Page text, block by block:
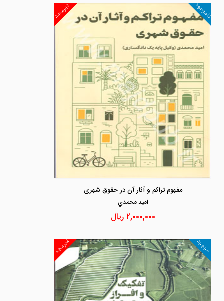
غیرمجد ناموجود
مفهوم تراکم و آثار آن در حقوق شهری
اميد محمدي
۲,۰۰۰,۰۰۰ریال
غیرمجد موجود